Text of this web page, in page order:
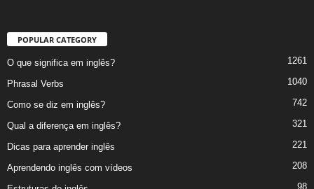
POPULAR CATEGORY
O que significa em inglês? 1261
Phrasal Verbs 1040
Como se diz em inglês? 742
Qual a diferença em inglês? 321
Dicas para aprender inglês 221
Aprendendo inglês com vídeos 208
98